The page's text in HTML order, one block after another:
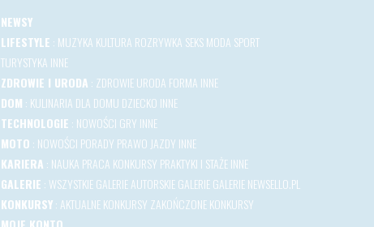
NEWSY
LIFESTYLE : MUZYKA KULTURA ROZRYWKA SEKSMODA SPORT
TURYSTYKA INNE
ZDROWIE I URODA : ZDROWIEURODA FORMA INNE
DOM : KULINARIA DLA DOMU DZIECKO INNE
TECHNOLOGIE : NOWOŚCI GRY INNE
MOTO : NOWOŚCI PORADY PRAWO JAZDY INNE
KARIERA : NAUKA PRACA KONKURSY PRAKTYKI I STAŻEINNE
GALERIE : WSZYSTKIE GALERIEAUTORSKIE GALERIEGALERIE NEWSELLO.PL
KONKURSY: AKTUALNE KONKURSY ZAKOŃCZONE KONKURSY